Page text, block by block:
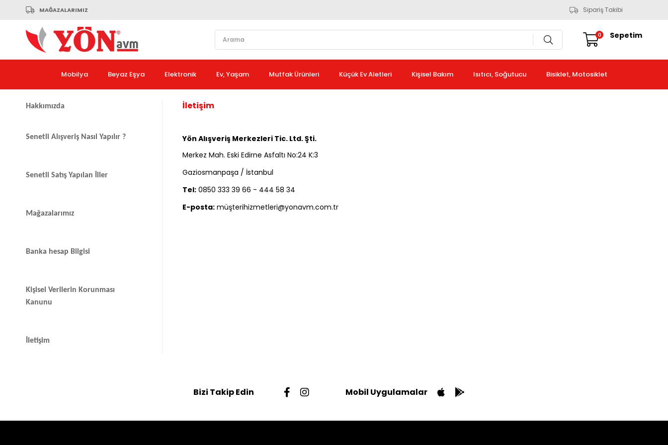
MAĞAZALARIMIZ Sipariş Takibi
Sepetim
0
Mobilya Beyaz Eşya Elektronik Ev, Yaşam Mutfak Ürünleri Küçük Ev Aletleri Kişisel Bakım Isıtıcı, Soğutucu Bisiklet, Motosiklet
Hakkımızda
Senetli Alışveriş Nasıl Yapılır ?
Senetli Satış Yapılan İller
Mağazalarımız
Banka hesap Bilgisi
Kişisel Verilerin Korunması
Kanunu
İletişim
İletişim
Yön Alışveriş Merkezleri Tic. Ltd. Şti.
Merkez Mah. Eski Edirne Asfaltı No:24 K:3
Gaziosmanpaşa / İstanbul
Tel: 0850 333 39 66 - 444 58 34
E-posta: müşterihizmetleri@yonavm.com.tr
Bizi Takip Edin Mobil Uygulamalar